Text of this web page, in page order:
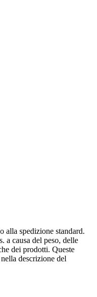
alla spedizione standard.
a causa del peso, delle
dei prodotti. Queste
descrizione del